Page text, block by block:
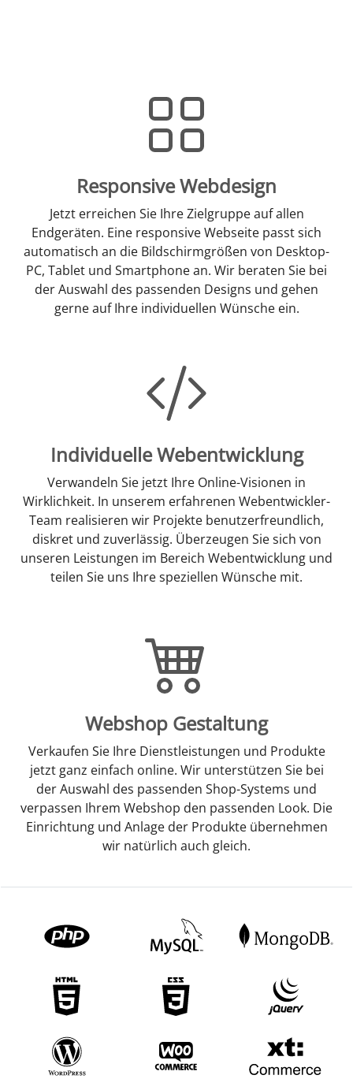
Responsive Webdesign
Jetzt erreichen Sie Ihre Zielgruppe auf allen
Endgeräten. Eine responsive Webseite passt sich
automatisch an die Bildschirmgrößen von Desktop-
PC, Tablet und Smartphone an. Wir beraten Sie bei
der Auswahl des passenden Designs und gehen
gerne auf Ihre individuellen Wünsche ein.
Individuelle Webentwicklung
Verwandeln Sie jetzt Ihre Online-Visionen in
Wirklichkeit. In unserem erfahrenen Webentwickler-
Team realisieren wir Projekte benutzerfreundlich,
diskret und zuverlässig. Überzeugen Sie sich von
unseren Leistungen im Bereich Webentwicklung und
teilen Sie uns Ihre speziellen Wünsche mit.
Webshop Gestaltung
Verkaufen Sie Ihre Dienstleistungen und Produkte
jetzt ganz einfach online. Wir unterstützen Sie bei
der Auswahl des passenden Shop-Systems und
verpassen Ihrem Webshop den passenden Look. Die
Einrichtung und Anlage der Produkte übernehmen
wir natürlich auch gleich.